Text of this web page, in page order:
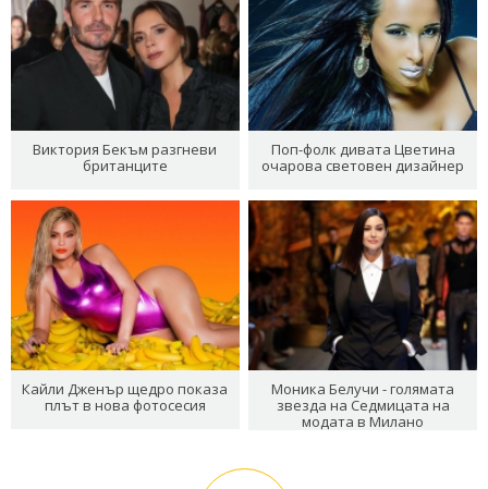
Виктория Бекъм разгневи
британците
Поп-фолк дивата Цветина
очарова световен дизайнер
Кайли Дженър щедро показа
плът в нова фотосесия
Моника Белучи - голямата
звезда на Седмицата на
модата в Милано